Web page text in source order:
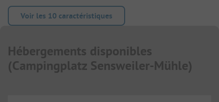
Voir les 10 caractéristiques
Hébergements disponibles
(Campingplatz Sensweiler-Mühle)